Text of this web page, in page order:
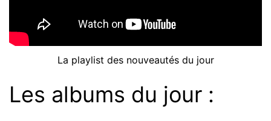
La playlist des nouveautés du jour
Les albums du jour :